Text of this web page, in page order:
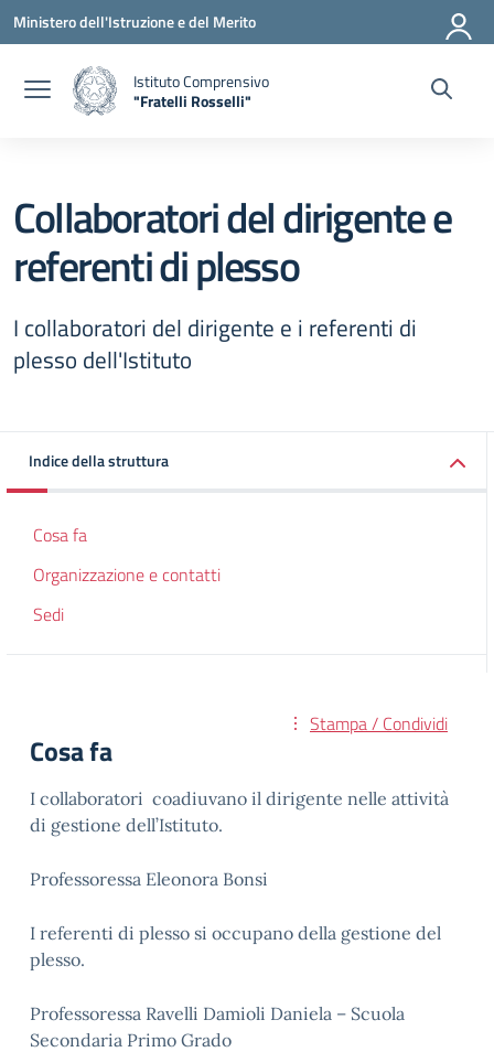
Vai ai contenuti
Vai al menu di navigazione
Vai al footer
Ministero dell'Istruzione e del Merito
Istituto Comprensivo
"Fratelli Rosselli"
Collaboratori del dirigente e
referenti di plesso
I collaboratori del dirigente e i referenti di
plesso dell'Istituto
Indice della struttura
Cosa fa
Organizzazione e contatti
Sedi
Stampa / Condividi
Cosa fa
I collaboratori coadiuvano il dirigente nelle attività
di gestione dell’Istituto.
Professoressa Eleonora Bonsi
I referenti di plesso si occupano della gestione del
plesso.
Professoressa Ravelli Damioli Daniela – Scuola
Secondaria Primo Grado